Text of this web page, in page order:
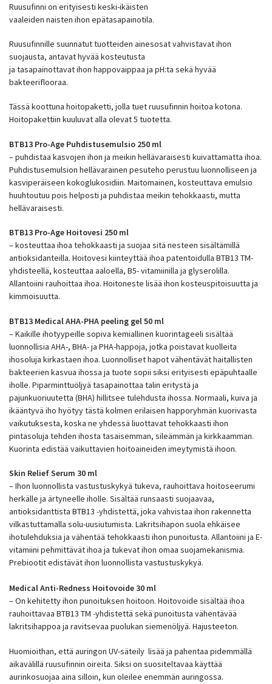
Ruusufinni on erityisesti keski-ikäisten
vaaleiden naisten ihon epätasapainotila.
Ruusufinnille suunnatut tuotteiden ainesosat vahvistavat ihon
suojausta, antavat hyvää kosteutusta
ja tasapainottavat ihon happovaippaa ja pH:ta sekä hyvää
bakteeriflooraa.
Tässä koottuna hoitopaketti, jolla tuet ruusufinnin hoitoa kotona.
Hoitopakettiin kuuluvat alla olevat 5 tuotetta.
BTB13 Pro-Age Puhdistusemulsio 250 ml
– puhdistaa kasvojen ihon ja meikin hellävaraisesti kuivattamatta ihoa.
Puhdistusemulsion hellävarainen pesuteho perustuu luonnolliseen ja
kasviperäiseen kokoglukosidiin. Maitomainen, kosteuttava emulsio
huuhtoutuu pois helposti ja puhdistaa meikin tehokkaasti, mutta
hellävaraisesti.
BTB13 Pro-Age Hoitovesi 250 ml
– kosteuttaa ihoa tehokkaasti ja suojaa sitä nesteen sisältämillä
antioksidanteilla. Hoitovesi kiinteyttää ihoa patentoidulla BTB13 TM-
yhdisteellä, kosteuttaa aaloella, B5- vitamiinilla ja glyserolilla.
Allantoiini rauhoittaa ihoa. Hoitoneste lisää ihon kosteuspitoisuutta ja
kimmoisuutta.
BTB13 Medical AHA-PHA peeling gel 50 ml
– Kaikille ihotyypeille sopiva kemiallinen kuorintageeli sisältää
luonnollisia AHA-, BHA- ja PHA-happoja, jotka poistavat kuolleita
ihosoluja kirkastaen ihoa. Luonnolliset hapot vähentävät haitallisten
bakteerien kasvua ihossa ja tuote sopii siksi erityisesti epäpuhtaalle
iholle. Piparminttuöljyä tasapainottaa talin eritystä ja
pajunkuoriuutetta (BHA) hillitsee tulehdusta ihossa. Normaali, kuiva ja
ikääntyvä iho hyötyy tästä kolmen erilaisen happoryhmän kuorivasta
vaikutuksesta, koska ne yhdessä liuottavat tehokkaasti ihon
pintasoluja tehden ihosta tasaisemman, sileämmän ja kirkkaamman.
Kuorinta edistää vaikuttavien hoitoaineiden imeytymistä ihoon.
Skin Relief Serum 30 ml
– Ihon luonnollista vastustuskykyä tukeva, rauhoittava hoitoseerumi
herkälle ja ärtyneelle iholle. Sisältää runsaasti suojaavaa,
antioksidanttista BTB13 -yhdistettä, joka vahvistaa ihon rakennetta
vilkastuttamalla solu-uusiutumista. Lakritsihapon suola ehkäisee
ihotulehduksia ja vähentää tehokkaasti ihon punoitusta. Allantoiini ja E-
vitamiini pehmittävät ihoa ja tukevat ihon omaa suojamekanismia.
Prebiootit edistävät ihon luonnollista vastustuskykyä.
Medical Anti-Redness Hoitovoide 30 ml
– On kehitetty ihon punoituksen hoitoon. Hoitovoide sisältää ihoa
rauhoittavaa BTB13 TM -yhdistettä sekä punoitusta vähentävää
lakritsihappoa ja ravitsevaa puolukan siemenöljyä. Hajusteeton.
Huomioithan, että auringon UV-säteily lisää ja pahentaa pidemmällä
aikavälillä ruusufinnin oireita. Siksi on suositeltavaa käyttää
aurinkosuojaa aina silloin, kun oleilee enemmän auringossa.